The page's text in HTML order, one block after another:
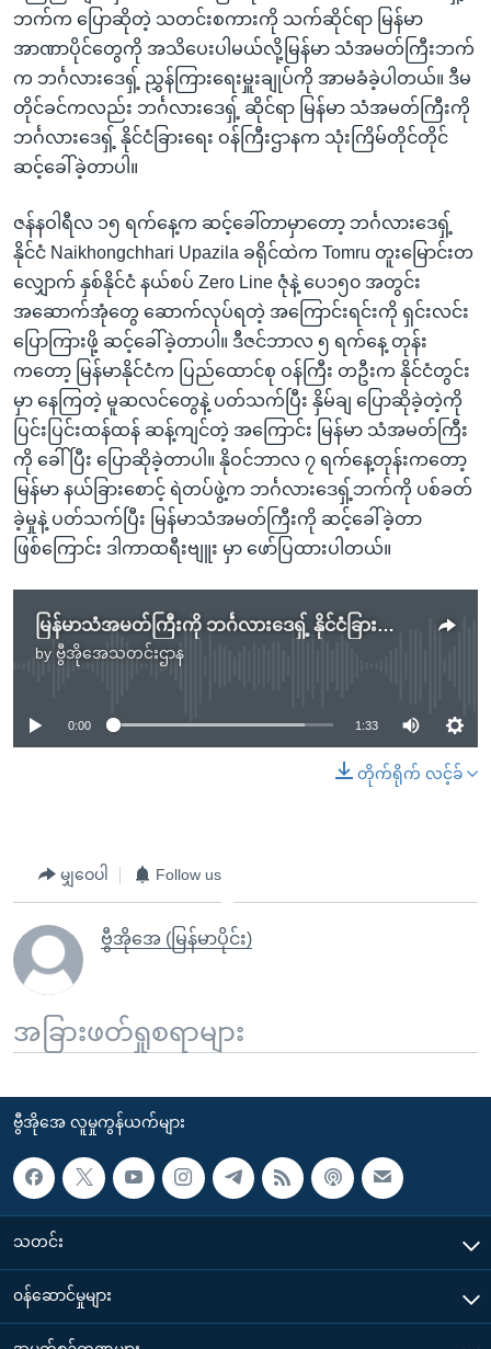
ဘက်က ပြောဆိုတဲ့ သတင်းစကားကို သက်ဆိုင်ရာ မြန်မာ
အာဏာပိုင်တွေကို အသိပေးပါမယ်လို့မြန်မာ သံအမတ်ကြီးဘက်
က ဘင်္ဂလားဒေရှ့် ညွှန်ကြားရေးမှူးချုပ်ကို အာမခံခဲ့ပါတယ်။ ဒီမ
တိုင်ခင်ကလည်း ဘင်္ဂလားဒေရှ့် ဆိုင်ရာ မြန်မာ သံအမတ်ကြီးကို
ဘင်္ဂလားဒေရှ့် နိုင်ငံခြားရေး ဝန်ကြီးဌာနက သုံးကြိမ်တိုင်တိုင်
ဆင့်ခေါ်ခဲ့တာပါ။
ဇန်နဝါရီလ ၁၅ ရက်နေ့က ဆင့်ခေါ်တာမှာတော့ ဘင်္ဂလားဒေရှ့်
နိုင်ငံ Naikhongchhari Upazila ခရိုင်ထဲက Tomru တူးမြောင်းတ
လျှောက် နှစ်နိုင်ငံ နယ်စပ် Zero Line ဇုံနဲ့ ပေ၁၅၀ အတွင်း
အဆောက်အုံတွေ ဆောက်လုပ်ရတဲ့ အကြောင်းရင်းကို ရှင်းလင်း
ပြောကြားဖို့ ဆင့်ခေါ်ခဲ့တာပါ။ ဒီဇင်ဘာလ ၅ ရက်နေ့ တုန်း
ကတော့ မြန်မာနိုင်ငံက ပြည်ထောင်စု ဝန်ကြီး တဦးက နိုင်ငံတွင်း
မှာ နေကြတဲ့ မူဆလင်တွေနဲ့ ပတ်သက်ပြီး နှိမ်ချ ပြောဆိုခဲ့တဲ့ကို
ပြင်းပြင်းထန်ထန် ဆန့်ကျင်တဲ့ အကြောင်း မြန်မာ သံအမတ်ကြီး
ကို ခေါ်ပြီး ပြောဆိုခဲ့တာပါ။ နိုဝင်ဘာလ ၇ ရက်နေ့တုန်းကတော့
မြန်မာ နယ်ခြားစောင့် ရဲတပ်ဖွဲ့က ဘင်္ဂလားဒေရှ့်ဘက်ကို ပစ်ခတ်
ခဲ့မှုနဲ့ ပတ်သက်ပြီး မြန်မာသံအမတ်ကြီးကို ဆင့်ခေါ်ခဲ့တာ
ဖြစ်ကြောင်း ဒါကာထရီးဗျူး မှာ ဖော်ပြထားပါတယ်။
မြန်မာသံအမတ်ကြီးကို ဘင်္ဂလားဒေရှ့် နိုင်ငံခြားရေးဌာန ဆင့်ခေါ်
by ဗွီအိုအေသတင်းဌာန
No media source currently available
0:00 1:33
တိုက်ရိုက် လင့်ခ်
မျှဝေပါ Follow us
ဗွီအိုအေ (မြန်မာပိုင်း)
အခြားဖတ်ရှုစရာများ
ဗွီအိုအေ လူမှုကွန်ယက်များ
သတင်း
၀န်ဆောင်မှုများ